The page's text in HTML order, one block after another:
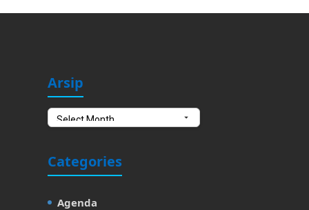
ArsipArsip
Categories
Agenda